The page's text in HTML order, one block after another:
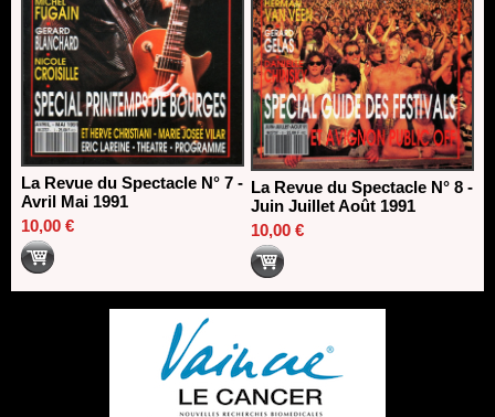
La Revue du Spectacle N° 7 -
Avril Mai 1991
10,00 €
La Revue du Spectacle N° 8 -
Juin Juillet Août 1991
10,00 €